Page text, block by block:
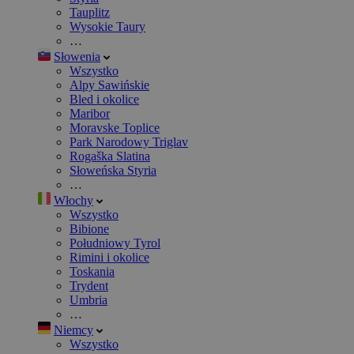
Tauplitz
Wysokie Taury
…
Słowenia
Wszystko
Alpy Sawińskie
Bled i okolice
Maribor
Moravske Toplice
Park Narodowy Triglav
Rogaška Slatina
Słoweńska Styria
…
Włochy
Wszystko
Bibione
Południowy Tyrol
Rimini i okolice
Toskania
Trydent
Umbria
…
Niemcy
Wszystko